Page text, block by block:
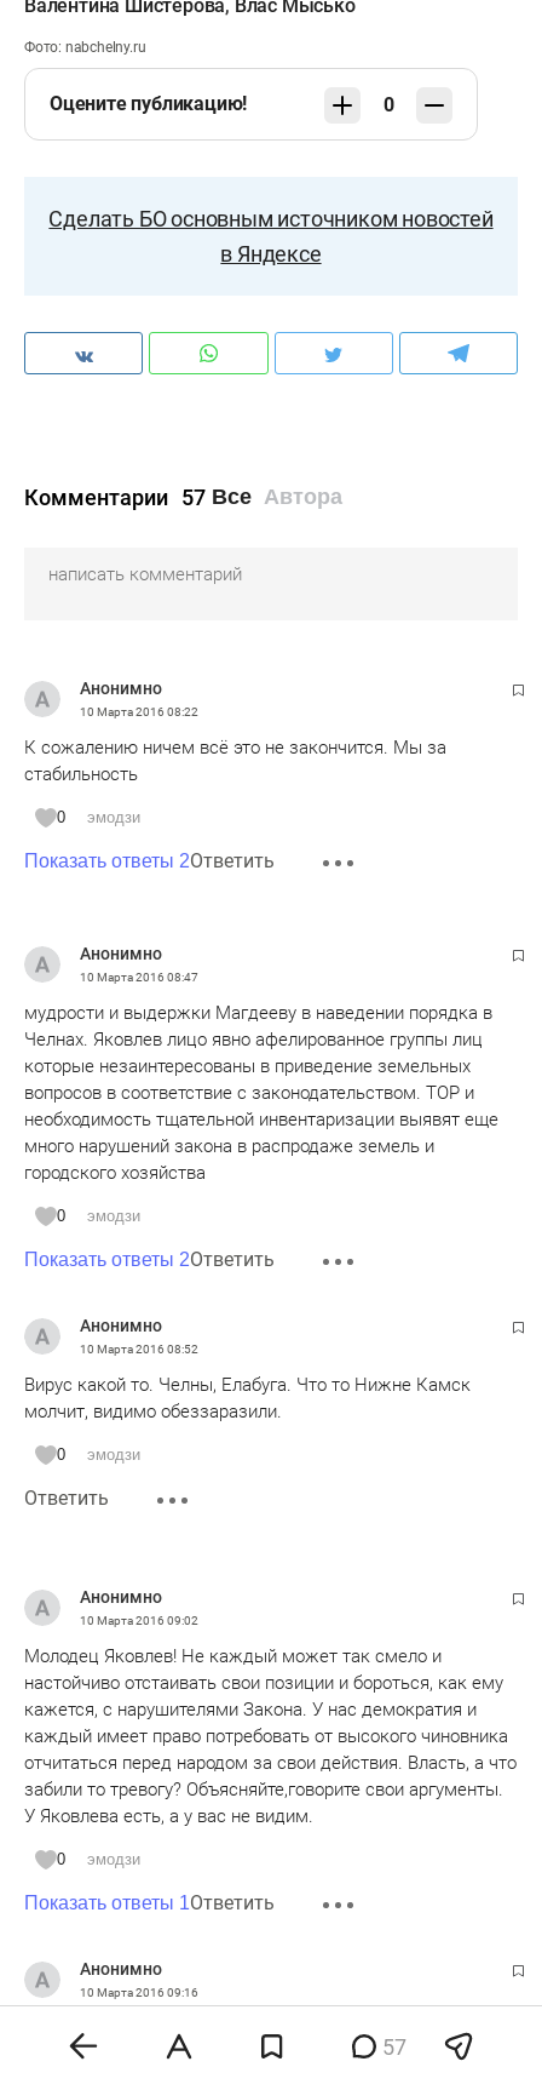
Валентина Шистерова, Влас Мысько
Фото: nabchelny.ru
Оцените публикацию! 0
Сделать БО основным источником новостей
в Яндексе
Комментарии 57 Все Автора
Анонимно
10 Марта 2016 08:22
К сожалению ничем всё это не закончится. Мы за
стабильность
0 эмодзи
Показать ответы 2Ответить
Анонимно
10 Марта 2016 08:47
мудрости и выдержки Магдееву в наведении порядка в
Челнах. Яковлев лицо явно афелированное группы лиц
которые незаинтересованы в приведение земельных
вопросов в соответствие с законодательством. ТОР и
необходимость тщательной инвентаризации выявят еще
много нарушений закона в распродаже земель и
городского хозяйства
0 эмодзи
Показать ответы 2Ответить
Анонимно
10 Марта 2016 08:52
Вирус какой то. Челны, Елабуга. Что то Нижне Камск
молчит, видимо обеззаразили.
0 эмодзи
Ответить
Анонимно
10 Марта 2016 09:02
Молодец Яковлев! Не каждый может так смело и
настойчиво отстаивать свои позиции и бороться, как ему
кажется, с нарушителями Закона. У нас демократия и
каждый имеет право потребовать от высокого чиновника
отчитаться перед народом за свои действия. Власть, а что
забили то тревогу? Объясняйте,говорите свои аргументы.
У Яковлева есть, а у вас не видим.
0 эмодзи
Показать ответы 1Ответить
Анонимно
10 Марта 2016 09:16
Молодец! Уважаем такой выбор! Но , к сожалению, Вы
исключение.
57